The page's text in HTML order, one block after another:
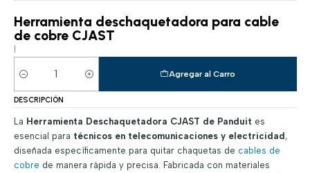
Herramienta deschaquetadora para cable
de cobre CJAST
Cantidad
Agregar al Carro
DESCRIPCIÓN
La Herramienta Deschaquetadora CJAST de Panduit es
esencial para técnicos en telecomunicaciones y electricidad ,
diseñada específicamente para quitar chaquetas de cables de
cobre de manera rápida y precisa. Fabricada con materiales